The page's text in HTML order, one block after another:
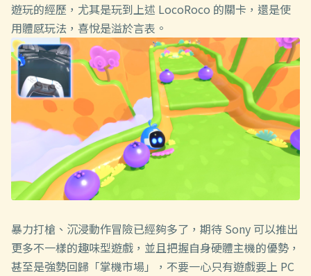
遊玩的經歷，尤其是玩到上述 LocoRoco 的關卡，還是使
用體感玩法，喜悅是溢於言表。
暴力打槍、沉浸動作冒險已經夠多了，期待 Sony 可以推出
更多不一樣的趣味型遊戲，並且把握自身硬體主機的優勢，
甚至是強勢回歸「掌機市場」，不要一心只有遊戲要上 PC